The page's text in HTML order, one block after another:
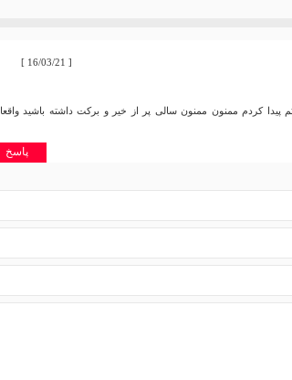
[ 16/03/21 ]
پیدا کردم ممنون ممنون سالی پر از خیر و برکت داشته باشید واقعا
پاسخ